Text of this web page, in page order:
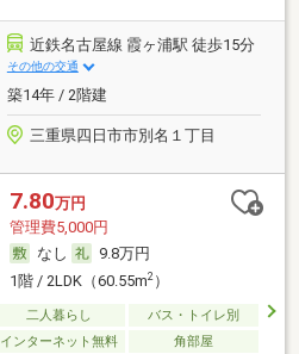
近鉄名古屋線 霞ヶ浦駅 徒歩15分
その他の交通
築14年 / 2階建
三重県四日市市別名１丁目
7.80万円
管理費5,000円
なし
9.8万円
1階 / 2LDK（60.55m2）
二人暮らし
バス・トイレ別
インターネット無料 角部屋